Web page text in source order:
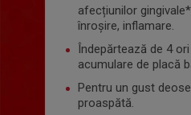
afecțiunilor
înroșire, inflamare.
Îndepărtează de 4
acumulare de placă
Pentru un gust
proaspătă.